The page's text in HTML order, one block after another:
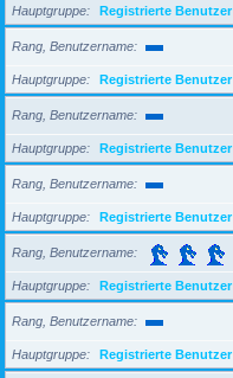
Hauptgruppe Registrierte Benutzer
Rang, Benutzername
Hauptgruppe Registrierte Benutzer
Rang, Benutzername
Hauptgruppe Registrierte Benutzer
Rang, Benutzername
Hauptgruppe Registrierte Benutzer
Rang, Benutzername
Hauptgruppe Registrierte Benutzer
Rang, Benutzername
Hauptgruppe Registrierte Benutzer